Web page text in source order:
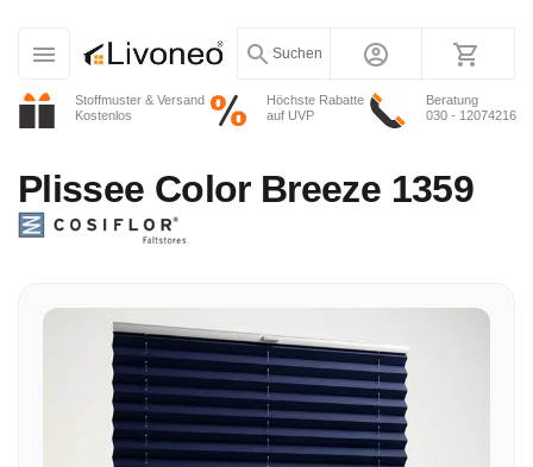
Stoffmuster & Versand
Kostenlos
Höchste Rabatte
auf UVP
Beratung
030 - 12074216
Suchen
Plissee Color Breeze 1359